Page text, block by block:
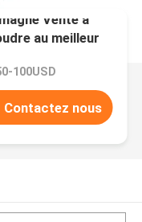
Vente à
au meilleur
100USD
Contactez nous